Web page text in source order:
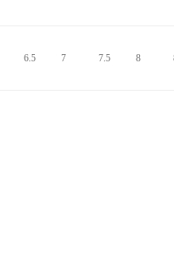
6.5 7 7.5 8